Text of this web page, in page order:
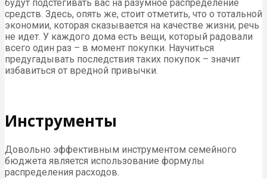
будут подстегивать вас на разумное распределение
средств. Здесь, опять же, стоит отметить, что о тотальной
экономии, которая сказывается на качестве жизни, речь
не идет. У каждого дома есть вещи, который радовали
всего один раз – в момент покупки. Научиться
предугадывать последствия таких покупок – значит
избавиться от вредной привычки.
Инструменты
Довольно эффективным инструментом семейного
бюджета является использование формулы
распределения расходов.